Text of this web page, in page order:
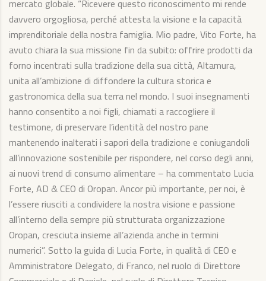
mercato globale. “Ricevere questo riconoscimento mi rende
davvero orgogliosa, perché attesta la visione e la capacità
imprenditoriale della nostra famiglia. Mio padre, Vito Forte, ha
avuto chiara la sua missione fin da subito: offrire prodotti da
forno incentrati sulla tradizione della sua città, Altamura,
unita all’ambizione di diffondere la cultura storica e
gastronomica della sua terra nel mondo. I suoi insegnamenti
hanno consentito a noi figli, chiamati a raccogliere il
testimone, di preservare l’identità del nostro pane
mantenendo inalterati i sapori della tradizione e coniugandoli
all’innovazione sostenibile per rispondere, nel corso degli anni,
ai nuovi trend di consumo alimentare – ha commentato Lucia
Forte, AD & CEO di Oropan. Ancor più importante, per noi, è
l’essere riusciti a condividere la nostra visione e passione
all’interno della sempre più strutturata organizzazione
Oropan, cresciuta insieme all’azienda anche in termini
numerici”. Sotto la guida di Lucia Forte, in qualità di CEO e
Amministratore Delegato, di Franco, nel ruolo di Direttore